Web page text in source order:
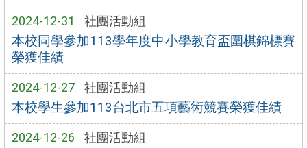
2024-12-31 社團活動組
本校同學參加113學年度中小學教育盃圍棋錦標賽
榮獲佳績
2024-12-27 社團活動組
本校學生參加113台北市五項藝術競賽榮獲佳績
2024-12-26 社團活動組